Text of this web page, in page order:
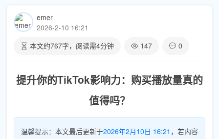
emer
2026-2-10 16:21
本文约767字，阅读需4分钟 147 0
提升你的TikTok影响力：购买播放量真的
值得吗？
温馨提示：本文最后更新于2026年2月10日 16:21 ，若内容